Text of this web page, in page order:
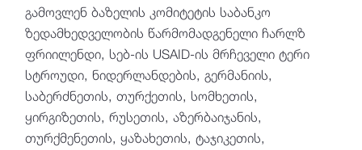
გამოვლენ ბაზელის კომიტეტის საბანკო
ზედამხედველობის წარმომადგენელი ჩარლზ
ფრიილენდი, სებ-ის USAID-ის მრჩეველი ტერი
სტროუდი, ნიდერლანდების, გერმანიის,
საბერძნეთის, თურქეთის, სომხეთის,
ყირგიზეთის, რუსეთის, აზერბაიჯანის,
თურქმენეთის, ყაზახეთის, ტაჯიკეთის,